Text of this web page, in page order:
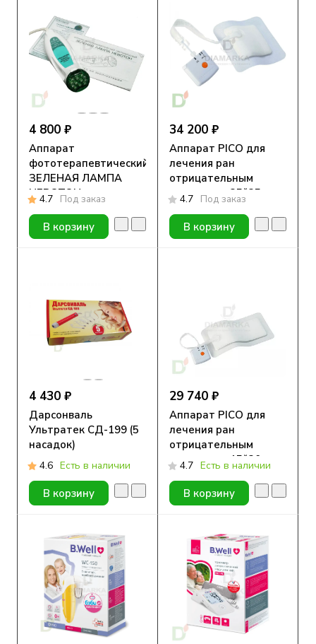
4 800 ₽
Аппарат
фототерапевтический
ЗЕЛЕНАЯ ЛАМПА
НЕВОТОН
4.7 Под заказ
В корзину
34 200 ₽
Аппарат PICO для
лечения ран
отрицательным
давлением 25*25 см
4.7 Под заказ
В корзину
4 430 ₽
Дарсонваль
Ультратек СД-199 (5
насадок)
4.6 Есть в наличии
В корзину
29 740 ₽
Аппарат PICO для
лечения ран
отрицательным
давлением 15*20 см
4.7 Есть в наличии
В корзину